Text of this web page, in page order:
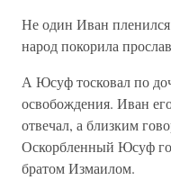
Не один Иван
народ покорила
А Юсуф тосковал по
освобождения. Иван
отвечал, а близким
Оскорбленный Юсуф
братом Измаилом.